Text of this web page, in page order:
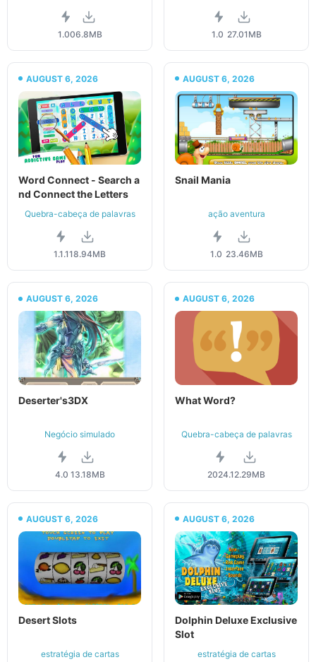
1.006.8MB 1.0 27.01MB
AUGUST 6, 2026
Word Connect - Search a
nd Connect the Letters
Quebra-cabeça de palavras
1.1.118.94MB
AUGUST 6, 2026
Snail Mania
ação aventura
1.0 23.46MB
AUGUST 6, 2026
Deserter's3DX
Negócio simulado
4.0 13.18MB
AUGUST 6, 2026
What Word?
Quebra-cabeça de palavras
2024.1 2.29MB
AUGUST 6, 2026
Desert Slots
estratégia de cartas
AUGUST 6, 2026
Dolphin Deluxe Exclusive
Slot
estratégia de cartas